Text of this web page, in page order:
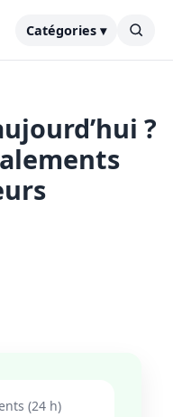
Catégories ▾
?
(24 h)